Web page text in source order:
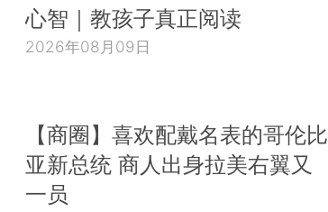
心智｜教孩子真正阅读
2026年08月09日
【商圈】喜欢配戴名表的哥伦比
亚新总统 商人出身拉美右翼又
一员